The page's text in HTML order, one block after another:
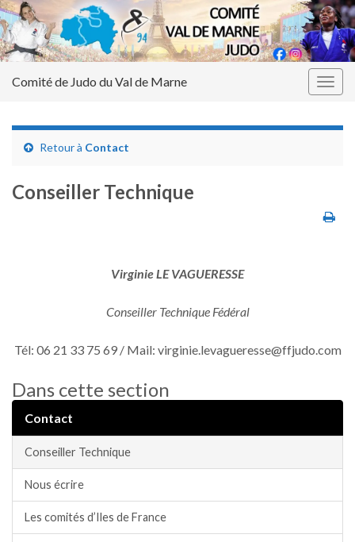
Comité de Judo du Val de Marne
Retour à Contact
Conseiller Technique
Virginie LE VAGUERESSE
Conseiller Technique Fédéral
Tél: 06 21 33 75 69 / Mail: virginie.levagueresse@ffjudo.com
Dans cette section
Contact
Conseiller Technique
Nous écrire
Les comités d’Iles de France